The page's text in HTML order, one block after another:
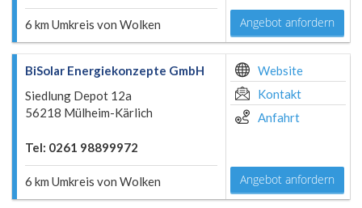
6 km Umkreis von Wolken Angebot anfordern
BiSolar Energiekonzepte GmbH
Siedlung Depot 12a
56218 Mülheim-Kärlich
Tel: 0261 98899972
6 km Umkreis von Wolken
Website
Kontakt
Anfahrt
Angebot anfordern